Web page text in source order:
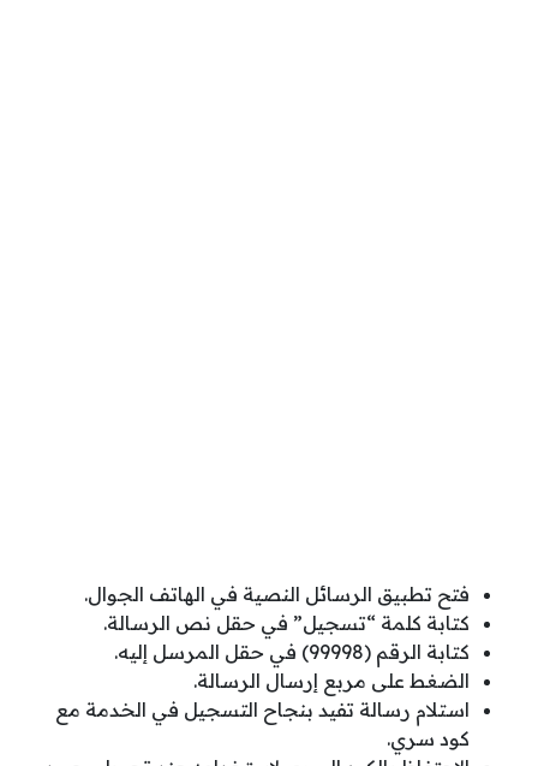
فتح تطبيق الرسائل النصية في الهاتف الجوال.
كتابة كلمة “تسجيل” في حقل نص الرسالة.
كتابة الرقم (99998) في حقل المرسل إليه.
الضغط على مربع إرسال الرسالة.
استلام رسالة تفيد بنجاح التسجيل في الخدمة مع
كود سري.